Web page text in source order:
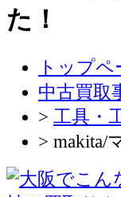
た！
トップペ
中古買取
> 工具・
> makita/